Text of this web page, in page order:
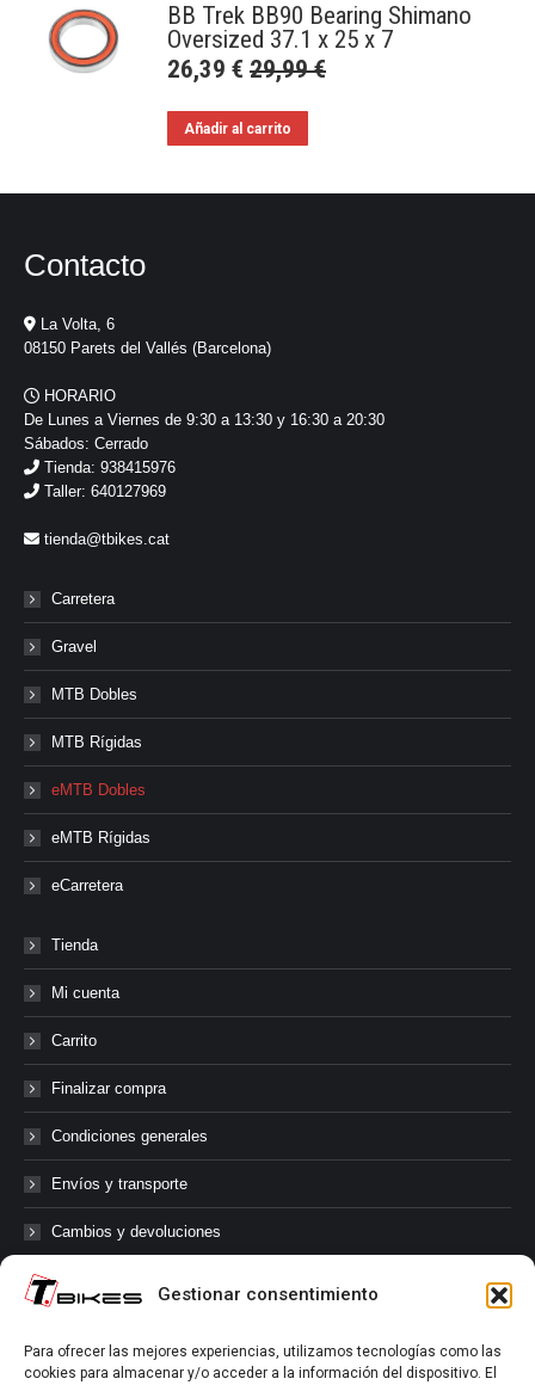
Gestionar consentimiento
Para ofrecer las mejores experiencias, utilizamos tecnologías como las
cookies para almacenar y/o acceder a la información del dispositivo. El
BB Trek BB90 Bearing Shimano
Oversized 37.1 x 25 x 7
26,39 € 29,99€
Añadir al carrito
Contacto
La Volta, 6
08150 Parets del Vallés (Barcelona)
HORARIO
De Lunes a Viernes de 9:30 a 13:30 y 16:30 a 20:30
Sábados: Cerrado
Tienda: 938415976
Taller: 640127969
tienda@tbikes.cat
Carretera
Gravel
MTB Dobles
MTB Rígidas
eMTB Dobles
eMTB Rígidas
eCarretera
Tienda
Mi cuenta
Carrito
Finalizar compra
Condiciones generales
Envíos y transporte
Cambios y devoluciones
@tbikes.cat #tbikes